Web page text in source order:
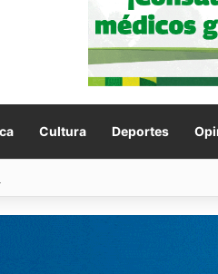
Cultura Deportes
del 50 % en incendios forestales y